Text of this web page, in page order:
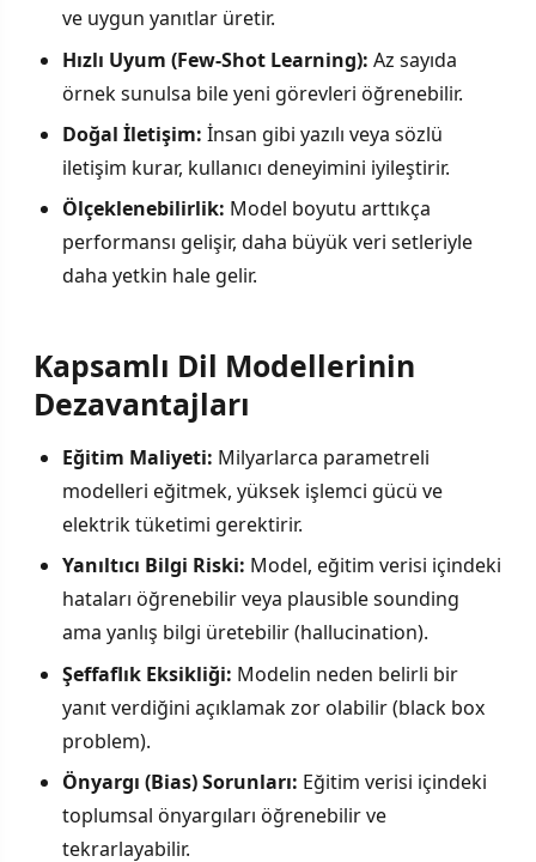
ve uygun yanıtlar üretir.
Hızlı Uyum (Few-Shot Learning): Az sayıda
örnek sunulsa bile yeni görevleri öğrenebilir.
Doğal İletişim: İnsan gibi yazılı veya sözlü
iletişim kurar, kullanıcı deneyimini iyileştirir.
Ölçeklenebilirlik: Model boyutu arttıkça
performansı gelişir, daha büyük veri setleriyle
daha yetkin hale gelir.
Kapsamlı Dil Modellerinin
Dezavantajları
Eğitim Maliyeti: Milyarlarca parametreli
modelleri eğitmek, yüksek işlemci gücü ve
elektrik tüketimi gerektirir.
Yanıltıcı Bilgi Riski: Model, eğitim verisi içindeki
hataları öğrenebilir veya plausible sounding
ama yanlış bilgi üretebilir (hallucination).
Şeffaflık Eksikliği: Modelin neden belirli bir
yanıt verdiğini açıklamak zor olabilir (black box
problem).
Önyargı (Bias) Sorunları: Eğitim verisi içindeki
toplumsal önyargıları öğrenebilir ve
tekrarlayabilir.